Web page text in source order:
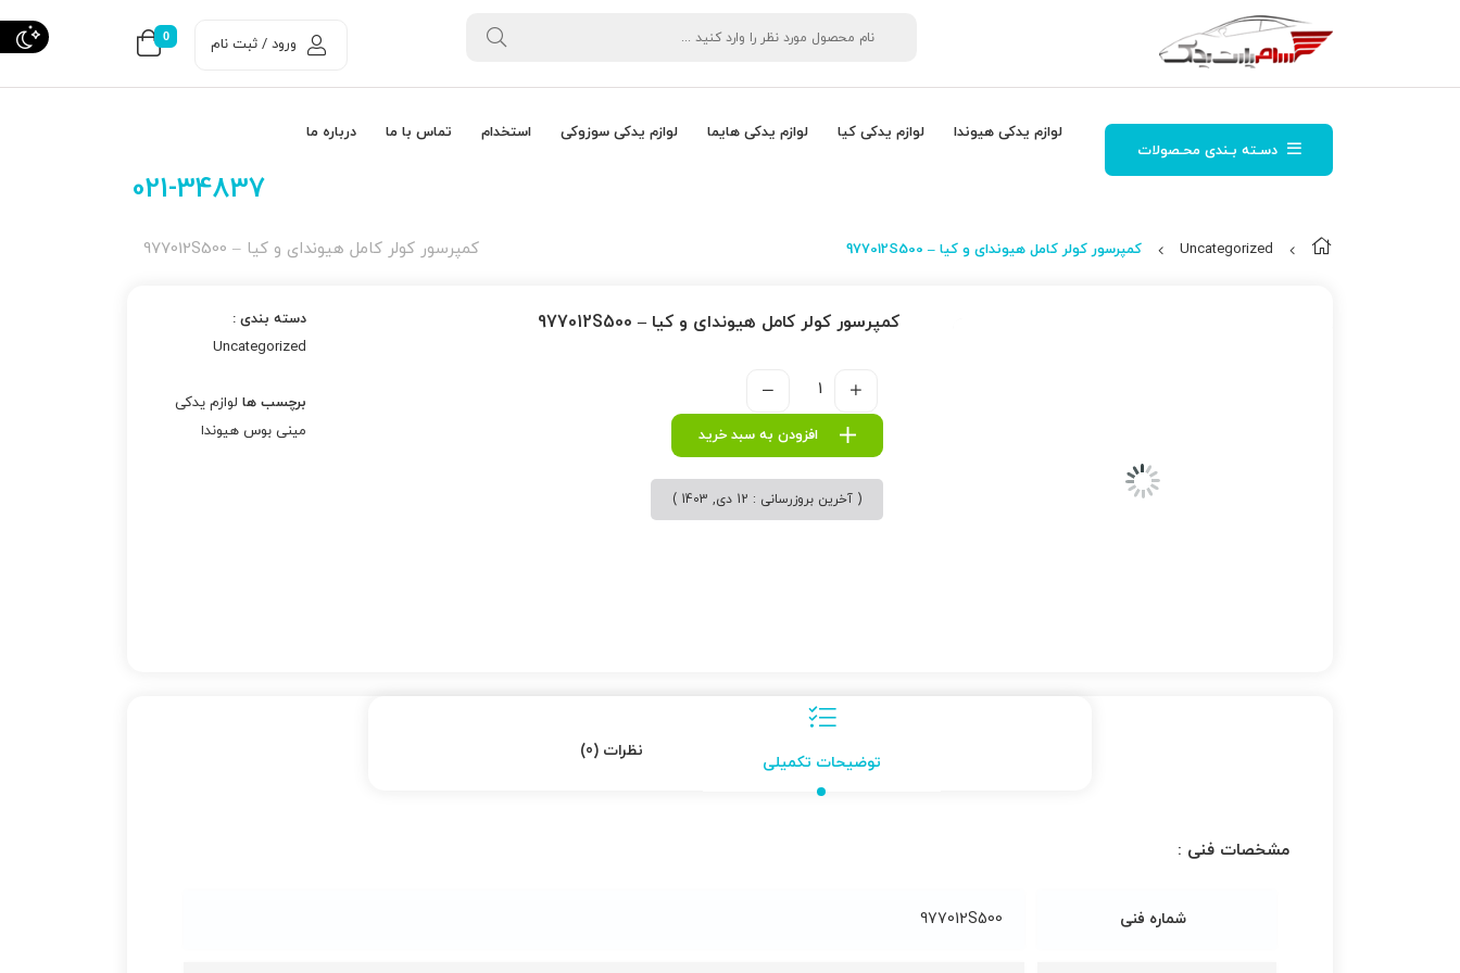
0 ورود / ثبت نام
دسـته بـندی محـصولات
لوازم یدکی هیوندا لوازم یدکی کیا لوازم یدکی هایما لوازم یدکی سوزوکی استخدام تماس با ما درباره ما
021-34837
كمپرسور كولر كامل هیوندای و کیا – 977012S500 Uncategorized كمپرسور كولر كامل هیوندای و کیا – 977012S500
كمپرسور كولر كامل هیوندای و کیا – 977012S500
افزودن به سبد خرید
( آخرین بروزرسانی : 12 دی, 1403 )
دسته بندی :
Uncategorized
برچسب ها لوازم یدکی
مینی بوس هیوندا
توضیحات تکمیلی
نظرات (0)
مشخصات فنی :
شماره فنی 977012S500